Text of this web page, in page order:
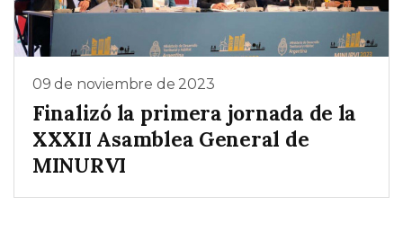
09 de noviembre de 2023
Finalizó la primera jornada de la
XXXII Asamblea General de
MINURVI